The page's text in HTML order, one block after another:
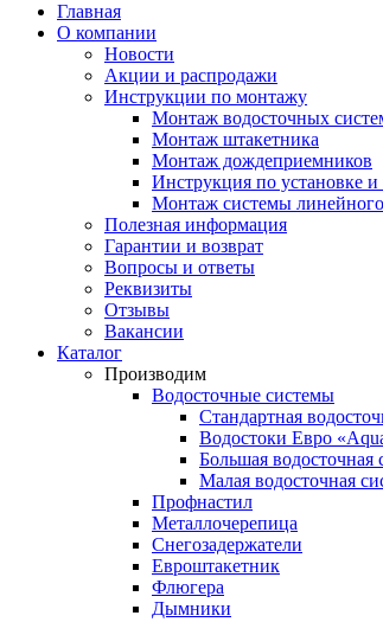
Главная
О компании
Новости
Акции и распродажи
Инструкции по монтажу
Монтаж водосточных
Монтаж штакетника
Монтаж дождеприемников
Инструкция по установке
Монтаж системы линейного
Полезная информация
Гарантии и возврат
Вопросы и ответы
Реквизиты
Отзывы
Вакансии
Каталог
Производим
Водосточные системы
Стандартная
Водостоки Евро
Большая
Малая водосточная
Профнастил
Металлочерепица
Снегозадержатели
Евроштакетник
Флюгера
Дымники